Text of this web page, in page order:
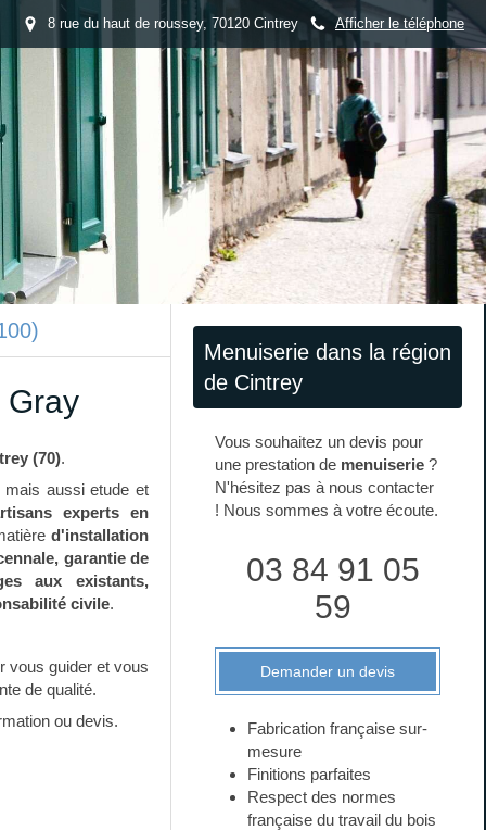
Afficher le téléphone
8 rue du haut de roussey, 70120 Cintrey
Gray
(70).
aussi etude et
experts en
d'installation
garantie de
aux existants,
civile.
vous guider et vous
de qualité.
ou devis.
Menuiserie dans la région
de Cintrey
Vous souhaitez un devis pour
une prestation de menuiserie ?
N'hésitez pas à nous contacter
! Nous sommes à votre écoute.
03 84 91 05
59
Demander un devis
Fabrication française sur-
mesure
Finitions parfaites
Respect des normes
française du travail du bois